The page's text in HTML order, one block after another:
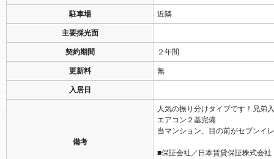
駐車場 近隣
主要採光面
契約期間 ２年間
更新料 無
入居日
備考
人気の振り分けタイプです！兄
エアコン２基完備
当マンション、目の前がセブンイ
■保証会社／日本賃貸保証株式会社